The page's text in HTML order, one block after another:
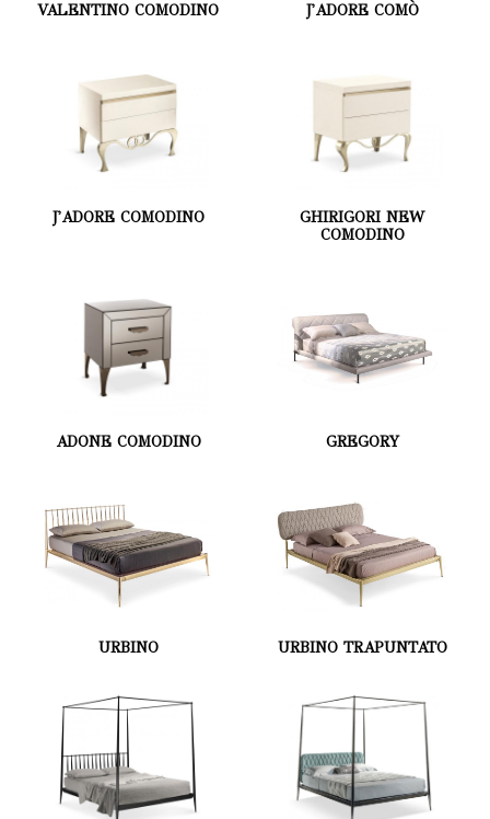
VALENTINO COMODINO J'ADORE COMÒ
J'ADORE COMODINO
GHIRIGORI NEW
COMODINO
ADONE COMODINO GREGORY
URBINO URBINO TRAPUNTATO